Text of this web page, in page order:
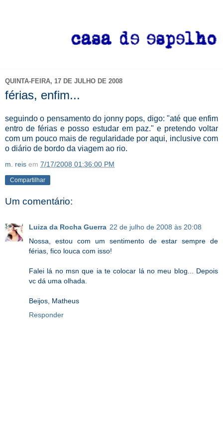
QUINTA-FEIRA, 17 DE JULHO DE 2008
férias, enfim...
seguindo o pensamento do jonny pops, digo: "até que enfim
entro de férias e posso estudar em paz." e pretendo voltar
com um pouco mais de regularidade por aqui, inclusive com
o diário de bordo da viagem ao rio.
m. reis em 7/17/2008 01:36:00 PM
Compartilhar
Um comentário:
Luiza da Rocha Guerra 22 de julho de 2008 às 20:08
Nossa, estou com um sentimento de estar sempre de
férias, fico louca com isso!
Falei lá no msn que ia te colocar lá no meu blog... Depois
vc dá uma olhada.
Beijos, Matheus
Responder